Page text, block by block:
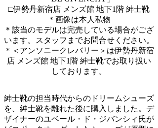
□伊勢丹新宿店 メンズ館 地下1階 紳士靴
＊画像は本人私物
＊該当のモデルは完売している場合がござ
います。スタッフまでお問合せください。
＊＜アンソニークレバリー＞は伊勢丹新宿
店 メンズ館 地下1階 紳士靴でお取り扱い
しております。
紳士靴の担当時代からのドリームシューズ
を、紳士靴を離れた後に購入しました。デ
ザイナーのユベール・ド・ジバンシィ氏が